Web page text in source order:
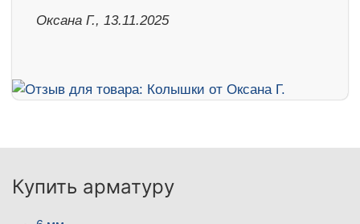
Оксана Г., 13.11.2025
Купить арматуру